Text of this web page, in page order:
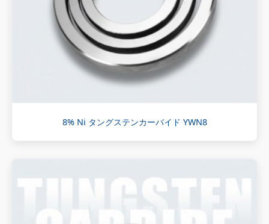
8% Ni タングステンカーバイド YWN8